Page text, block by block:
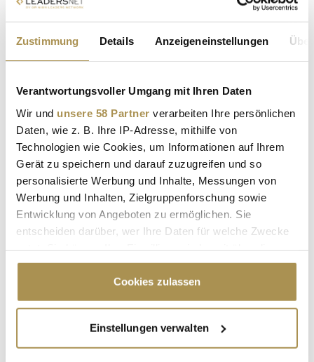
Zustimmung Details Anzeigeneinstellungen
Verantwortungsvoller Umgang mit Ihren Daten
Wir und unsere 58 Partner verarbeiten Ihre persönlichen
Daten, wie z. B. Ihre IP-Adresse, mithilfe von
Technologien wie Cookies, um Informationen auf Ihrem
Gerät zu speichern und darauf zuzugreifen und so
personalisierte Werbung und Inhalte, Messungen von
Werbung und Inhalten, Zielgruppenforschung sowie
Entwicklung von Angeboten zu ermöglichen. Sie
entscheiden darüber, wer Ihre Daten für welche Zwecke
Cookie-Erklärung oder durch Klicken auf das Privacy
Trigger Symbol ändern oder widerrufen
Informationen über Ihre geografische Lage
erfassen, welche bis auf einige Meter genau sein
Cookies zulassen
Einstellungen verwalten